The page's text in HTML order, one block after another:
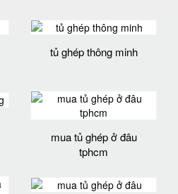
tủ ghép thông minh
mua tủ ghép ở đâu
tphcm